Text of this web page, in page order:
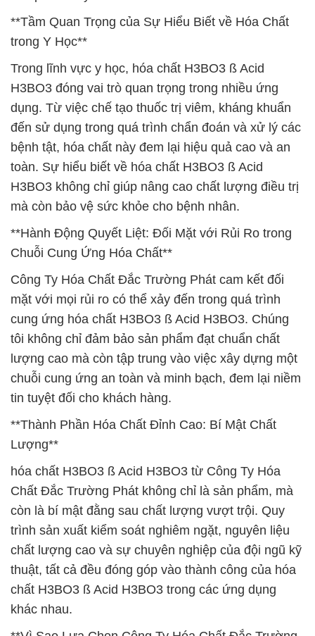
**Tầm Quan Trọng của Sự Hiểu Biết về Hóa Chất
trong Y Học**
Trong lĩnh vực y học, hóa chất H3BO3 ß Acid
H3BO3 đóng vai trò quan trọng trong nhiều ứng
dụng. Từ việc chế tạo thuốc trị viêm, kháng khuẩn
đến sử dụng trong quá trình chẩn đoán và xử lý các
bệnh tật, hóa chất này đem lại hiệu quả cao và an
toàn. Sự hiểu biết về hóa chất H3BO3 ß Acid
H3BO3 không chỉ giúp nâng cao chất lượng điều trị
mà còn bảo vệ sức khỏe cho bệnh nhân.
**Hành Động Quyết Liệt: Đối Mặt với Rủi Ro trong
Chuỗi Cung Ứng Hóa Chất**
Công Ty Hóa Chất Đắc Trường Phát cam kết đối
mặt với mọi rủi ro có thể xảy đến trong quá trình
cung ứng hóa chất H3BO3 ß Acid H3BO3. Chúng
tôi không chỉ đảm bảo sản phẩm đạt chuẩn chất
lượng cao mà còn tập trung vào việc xây dựng một
chuỗi cung ứng an toàn và minh bạch, đem lại niềm
tin tuyệt đối cho khách hàng.
**Thành Phần Hóa Chất Đỉnh Cao: Bí Mật Chất
Lượng**
hóa chất H3BO3 ß Acid H3BO3 từ Công Ty Hóa
Chất Đắc Trường Phát không chỉ là sản phẩm, mà
còn là bí mật đằng sau chất lượng vượt trội. Quy
trình sản xuất kiểm soát nghiêm ngặt, nguyên liệu
chất lượng cao và sự chuyên nghiệp của đội ngũ kỹ
thuật, tất cả đều đóng góp vào thành công của hóa
chất H3BO3 ß Acid H3BO3 trong các ứng dụng
khác nhau.